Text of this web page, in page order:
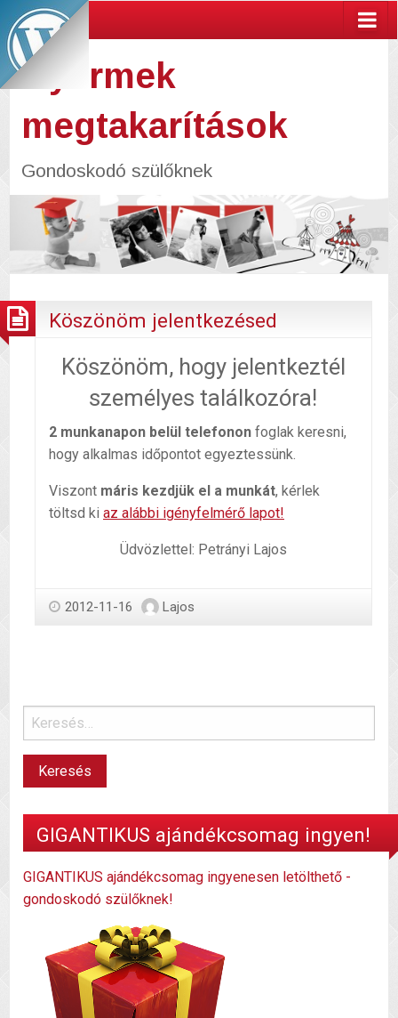
Gyermek
megtakarítások
Gondoskodó szülőknek
Köszönöm jelentkezésed
Köszönöm, hogy jelentkeztél
személyes találkozóra!
2 munkanapon belül telefonon foglak keresni,
hogy alkalmas időpontot egyeztessünk.
Viszont máris kezdjük el a munkát, kérlek
töltsd ki az alábbi igényfelmérő lapot!
Üdvözlettel: Petrányi Lajos
2012-11-16 Lajos
GIGANTIKUS ajándékcsomag ingyen!
GIGANTIKUS ajándékcsomag ingyenesen letölthető -
gondoskodó szülőknek!